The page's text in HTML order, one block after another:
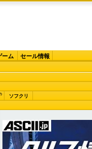
ーム セール情報
ソフクリ